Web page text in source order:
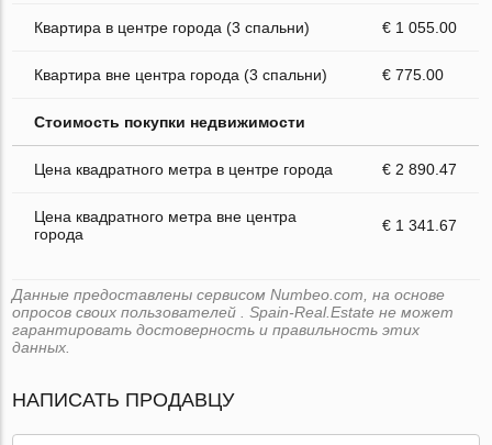
Квартира в центре города (3 спальни) € 1 055.00
Квартира вне центра города (3 спальни) € 775.00
Стоимость покупки недвижимости
Цена квадратного метра в центре города € 2 890.47
Цена квадратного метра вне центра
города
€ 1 341.67
Данные предоставлены сервисом Numbeo.com, на основе
опросов своих пользователей . Spain-Real.Estate не может
гарантировать достоверность и правильность этих
данных.
НАПИСАТЬ ПРОДАВЦУ